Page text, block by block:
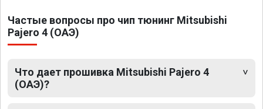
Частые вопросы про чип тюнинг Mitsubishi
Pajero 4 (ОАЭ)
Что дает прошивка Mitsubishi Pajero 4
(ОАЭ)?